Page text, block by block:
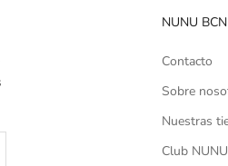
NUNU BCN
Contacto
Sobre
Nuestras
Club